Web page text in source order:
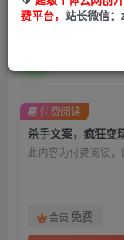
握轻松收钱的文
此内容为付费阅读
会员 免费
付费阅读
费平台， 站长微信